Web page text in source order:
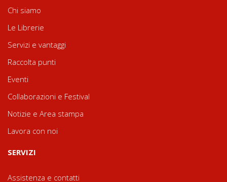
Chi siamo
Le Librerie
Servizi e vantaggi
Raccolta punti
Eventi
Collaborazioni e Festival
Notizie e Area stampa
Lavora con noi
SERVIZI
Assistenza e contatti